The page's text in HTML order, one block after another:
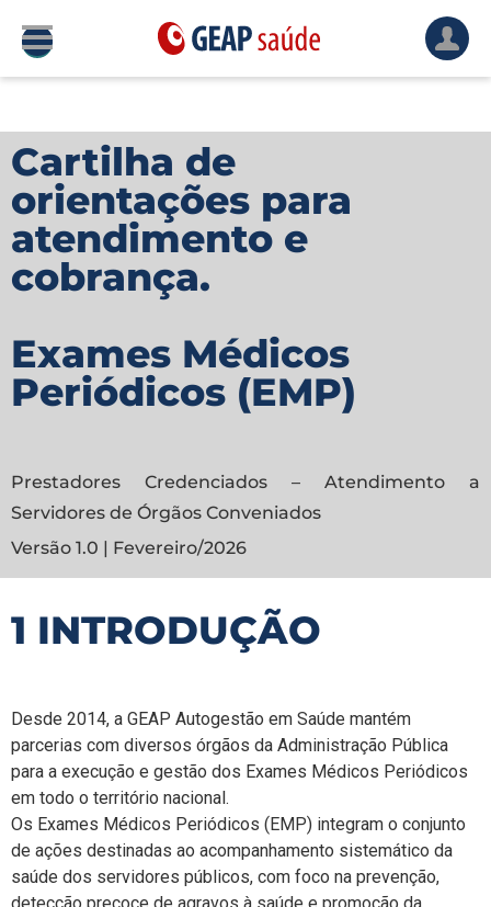
Cartilha de
orientações para
atendimento e
cobrança.
Exames Médicos
Periódicos (EMP)
Prestadores Credenciados – Atendimento a
Servidores de Órgãos Conveniados
Versão 1.0 | Fevereiro/2026
1 INTRODUÇÃO
Desde 2014, a GEAP Autogestão em Saúde mantém
parcerias com diversos órgãos da Administração Pública
para a execução e gestão dos Exames Médicos Periódicos
em todo o território nacional.
Os Exames Médicos Periódicos (EMP) integram o conjunto
de ações destinadas ao acompanhamento sistemático da
saúde dos servidores públicos, com foco na prevenção,